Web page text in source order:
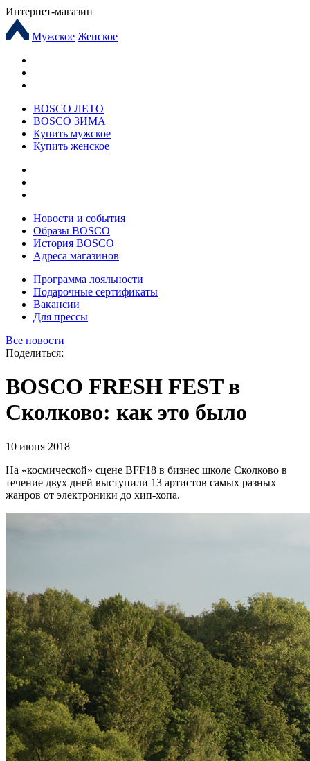
Интернет-магазин
Мужское Женское
BOSCO ЛЕТО
BOSCO ЗИМА
Купить мужское
Купить женское
Новости и события
Образы BOSCO
История BOSCO
Адреса магазинов
Программа лояльности
Подарочные сертификаты
Вакансии
Для прессы
Все новости
Поделиться:
BOSCO FRESH FEST в
Cколково: как это было
10 июня 2018
На «космической» сцене BFF18 в бизнес школе Сколково в
течение двух дней выступили 13 артистов самых разных
жанров от электроники до хип-хопа.